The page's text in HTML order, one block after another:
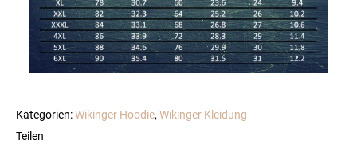
Kategorien:Wikinger Hoodie, Wikinger Kleidung
Teilen